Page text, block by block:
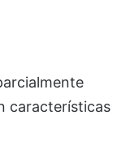
características